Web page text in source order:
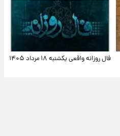
فال روزانه واقعی یکشنبه ۱۸ مرداد ۱۴۰۵